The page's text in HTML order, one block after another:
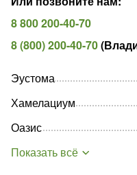
8 800 200-40-70
8 (800) 200-40-70(
Эустома
Хамелациум
Оазис
Показать всё